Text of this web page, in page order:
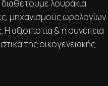
λουράκια
μηχανισμούς ωρολογίων
αξιοπιστία & η συνέπεια
της οικογενειακής